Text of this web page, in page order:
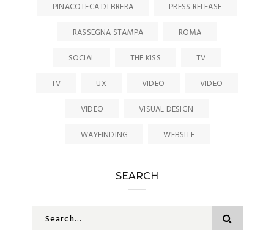
PINACOTECA DI BRERA
PRESS RELEASE
RASSEGNA STAMPA
ROMA
SOCIAL
THE KISS
TV
TV
UX VIDEO
VIDEO
VIDEO
VISUAL DESIGN
WAYFINDING
WEBSITE
SEARCH